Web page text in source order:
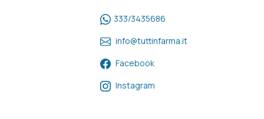
333/3435686
info@tuttinfarma.it
Facebook
Instagram